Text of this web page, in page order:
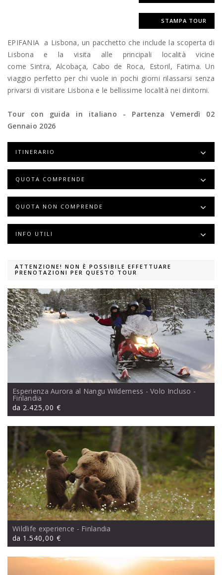
STAMPA TOUR
EPIFANIA a Lisbona, un pacchetto che include la scoperta di
Lisbona e la visita alle principali località vicine
come Sintra, Alcobaça, Cabo de Roca, Estoril, Fatima. Un
viaggio perfetto per chi vuole in pochi giorni rilassarsi senza
privarsi di visitare Lisbona e le bellissime località nei dintorni.
Tour con guida in italiano - Partenza Vemerdì 02
Gennaio 2026
ITINERARIO
QUOTA COMPRENDE
QUOTA NON COMPRENDE
INFO UTILI
ATTENZIONE! NON È POSSIBILE EFFETTUARE
PRENOTAZIONI PER QUESTO TOUR
Esperienza Aurora al Nangu Wilderness - Volo Incluso -
Finlandia
da 2.425,00 €
Wildlife experience - Finlandia
da 1.540,00 €